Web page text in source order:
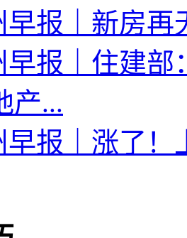
早报｜新房再
早报｜住建
产...
早报｜涨了